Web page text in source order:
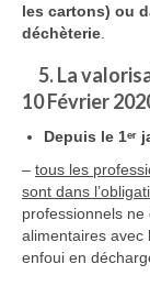
les cartons) ou
déchèterie
5. La
10 Février
Depuis le 1ᵉʳ
– tous les
sont dans
professionnels
alimentaires avec
enfoui en